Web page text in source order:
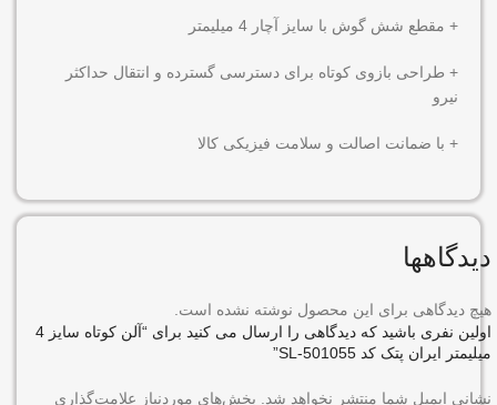
+ مقطع شش گوش با سایز آچار 4 میلیمتر
+ طراحی بازوی کوتاه برای دسترسی گسترده و انتقال حداکثر
نیرو
+ با ضمانت اصالت و سلامت فیزیکی کالا
دیدگاهها
هیچ دیدگاهی برای این محصول نوشته نشده است.
اولین نفری باشید که دیدگاهی را ارسال می کنید برای “آلن کوتاه سایز 4
میلیمتر ایران پتک کد SL-501055”
نشانی ایمیل شما منتشر نخواهد شد.
بخش‌های موردنیاز علامت‌گذاری